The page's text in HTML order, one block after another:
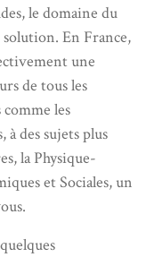
le domaine du
En France,
une
de tous les
les
à des sujets plus
la Physique-
et Sociales, un